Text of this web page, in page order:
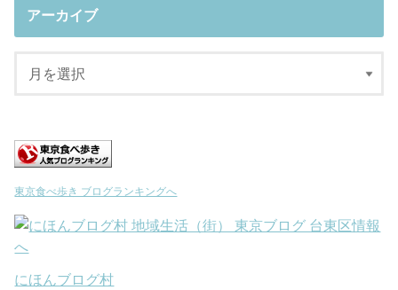
アーカイブ
東京食べ歩き ブログランキングへ
にほんブログ村